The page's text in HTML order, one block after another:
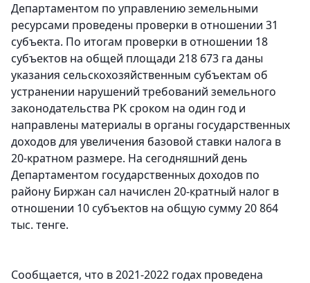
Департаментом по управлению земельными
ресурсами проведены проверки в отношении 31
субъекта. По итогам проверки в отношении 18
субъектов на общей площади 218 673 га даны
указания сельскохозяйственным субъектам об
устранении нарушений требований земельного
законодательства РК сроком на один год и
направлены материалы в органы государственных
доходов для увеличения базовой ставки налога в
20-кратном размере. На сегодняшний день
Департаментом государственных доходов по
району Биржан сал начислен 20-кратный налог в
отношении 10 субъектов на общую сумму 20 864
тыс. тенге.
Сообщается, что в 2021-2022 годах проведена